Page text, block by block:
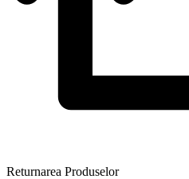
Returnarea Produselor